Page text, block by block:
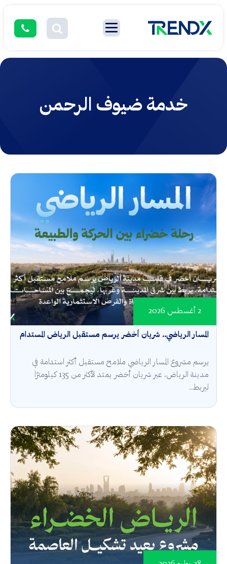
خدمة ضيوف الرحمن
المسار الرياضي.. شريان أخضر يرسم مستقبل الرياض المستدام
2 أغسطس 2026
يرسم مشروع المسار الرياضي ملامح مستقبل أكثر استدامة في
مدينة الرياض، عبر شريان أخضر يمتد لأكثر من 135 كيلومترًا
ليربط...